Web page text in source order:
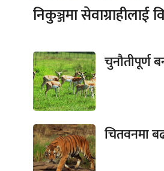
निकुञ्जमा सेवाग्राहीलाई
चुनौतीपूर्ण
चितवनमा